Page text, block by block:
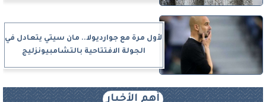
لأول مرة مع جوارديولا.. مان سيتي يتعادل في
الجولة الافتتاحية بالتشامبيونزليج
أهم الأخبار